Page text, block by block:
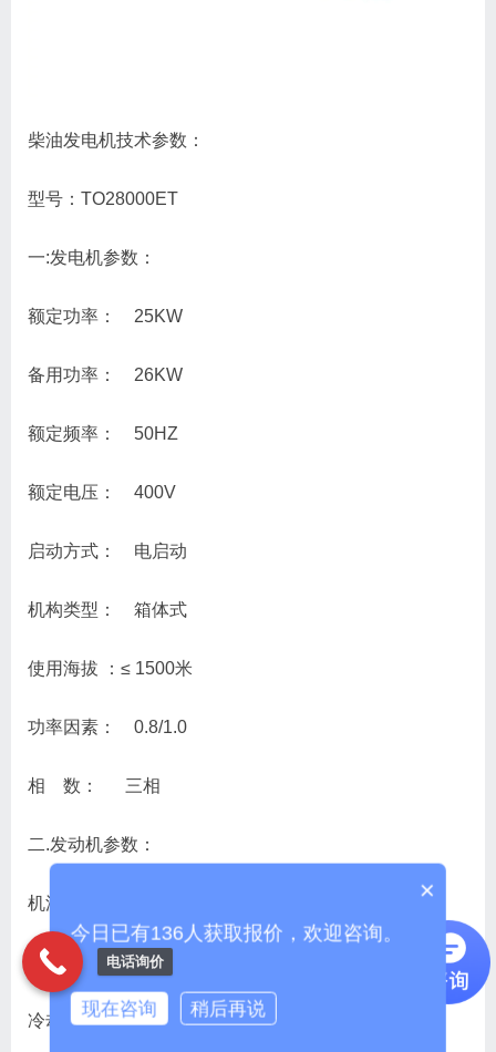
柴油发电机技术参数：
型号：TO28000ET
一:发电机参数：
额定功率： 25KW
备用功率： 26KW
额定频率： 50HZ
额定电压： 400V
启动方式： 电启动
机构类型： 箱体式
使用海拔 ：≤ 1500米
功率因素： 0.8/1.0
相 数： 三相
二.发动机参数：
机油类型： SAE 10W30（或CD）
发动机型号： YOTO2200
冷却方式： 水冷却
电话询价
×
今日已有136人获取报价，欢迎咨询。
现在咨询 稍后再说